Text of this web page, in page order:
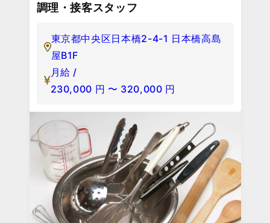
調理・接客スタッフ
東京都中央区日本橋2-4-1 日本橋高島
屋B1F
月給 /
230,000 円 〜 320,000 円